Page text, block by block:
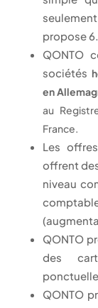
propose 6.
QONTO
sociétés
en
au
France.
Les
offrent
niveau
QONTO
des
QONTO